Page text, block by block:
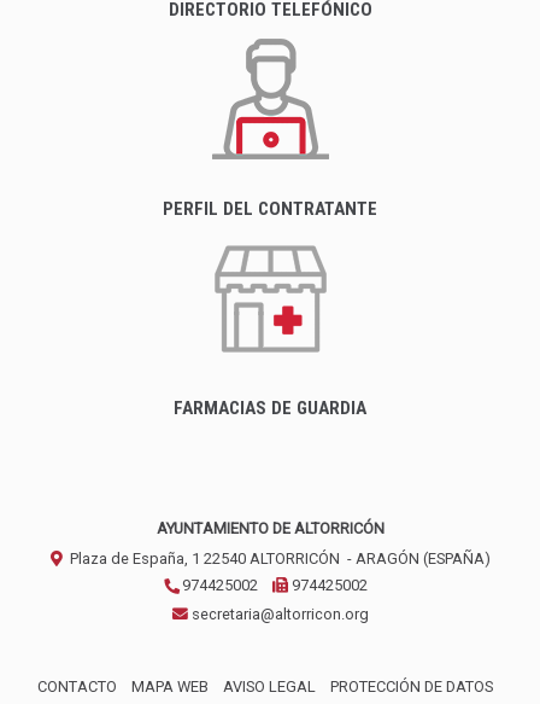
DIRECTORIO TELEFÓNICO
PERFIL DEL CONTRATANTE
FARMACIAS DE GUARDIA
AYUNTAMIENTO DE ALTORRICÓN
Plaza de España, 1 22540 ALTORRICÓN - ARAGÓN (ESPAÑA)
974425002
974425002
secretaria@altorricon.org
CONTACTO MAPA WEB AVISO LEGAL
PROTECCIÓN DE DATOS